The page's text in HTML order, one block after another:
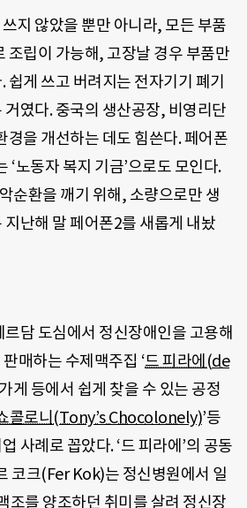
지 않았을 뿐만 아니라, 모든 부품
조립이 가능해, 고장날 경우 부품만
쉽게 쓰고 버려지는 전자기기 폐기
였다. 중국의 생산공장, 비영리단
경을 개선하는 데도 힘쓴다. 페어폰
‘노동자 복지 기금’으로도 모인다.
순환을 깨기 위해, 소량으로만 생
난해 말 페어폰2를 새롭게 내놨
담 도심에서 정신장애인을 고용해
매하는 수제맥주집 ‘드 피라에(de
게 등에서 쉽게 찾을 수 있는 공정
콜로니(Tony’s Chocolonely)’등
사례로 꼽았다. ‘드 피라에’의 공동
코크(Fer Kok)는 정신병원에서 일
조를 양조하던 취미를 살려 정신장